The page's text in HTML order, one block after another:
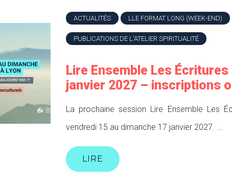
ACTUALITÉS LLE FORMAT LONG (WEEK-END)
PUBLICATIONS DE L'ATELIER SPIRITUALITÉ
Lire Ensemble Les Écritures
janvier 2027 – inscriptions
La prochaine session Lire Ensemble Les
vendredi 15 au dimanche 17 janvier 2027. ...
LIRE